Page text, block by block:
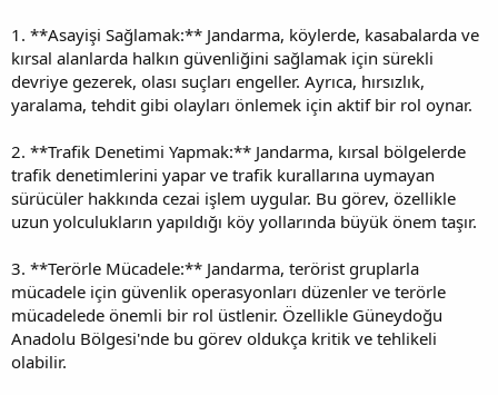
1. **Asayişi Sağlamak:** Jandarma, köylerde, kasabalarda ve
kırsal alanlarda halkın güvenliğini sağlamak için sürekli
devriye gezerek, olası suçları engeller. Ayrıca, hırsızlık,
yaralama, tehdit gibi olayları önlemek için aktif bir rol oynar.
2. **Trafik Denetimi Yapmak:** Jandarma, kırsal bölgelerde
trafik denetimlerini yapar ve trafik kurallarına uymayan
sürücüler hakkında cezai işlem uygular. Bu görev, özellikle
uzun yolculukların yapıldığı köy yollarında büyük önem taşır.
3. **Terörle Mücadele:** Jandarma, terörist gruplarla
mücadele için güvenlik operasyonları düzenler ve terörle
mücadelede önemli bir rol üstlenir. Özellikle Güneydoğu
Anadolu Bölgesi'nde bu görev oldukça kritik ve tehlikeli
olabilir.